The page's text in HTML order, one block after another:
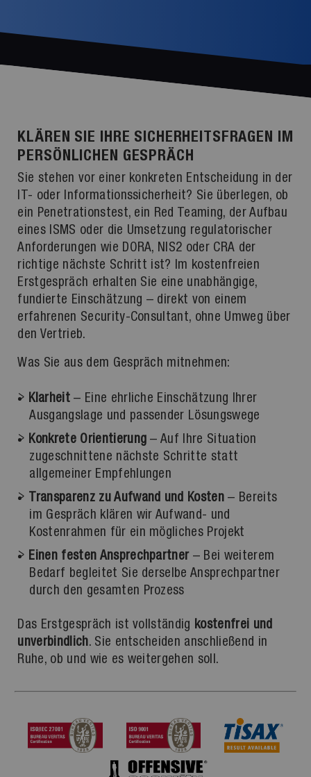
KLÄREN SIE IHRE SICHERHEITSFRAGEN IM
PERSÖNLICHEN GESPRÄCH
Sie stehen vor einer konkreten Entscheidung in der
IT- oder Informationssicherheit? Sie überlegen, ob
ein Penetrationstest, ein Red Teaming, der Aufbau
eines ISMS oder die Umsetzung regulatorischer
Anforderungen wie DORA, NIS2 oder CRA der
richtige nächste Schritt ist? Im kostenfreien
Erstgespräch erhalten Sie eine unabhängige,
fundierte Einschätzung – direkt von einem
erfahrenen Security-Consultant, ohne Umweg über
den Vertrieb.
Was Sie aus dem Gespräch mitnehmen:
Klarheit – Eine ehrliche Einschätzung Ihrer
Ausgangslage und passender Lösungswege
Konkrete Orientierung – Auf Ihre Situation
zugeschnittene nächste Schritte statt
allgemeiner Empfehlungen
Transparenz zu Aufwand und Kosten – Bereits
im Gespräch klären wir Aufwand- und
Kostenrahmen für ein mögliches Projekt
Einen festen Ansprechpartner– Bei weiterem
Bedarf begleitet Sie derselbe Ansprechpartner
durch den gesamten Prozess
Das Erstgespräch ist vollständig kostenfrei und
unverbindlich. Sie entscheiden anschließend in
Ruhe, ob und wie es weitergehen soll.